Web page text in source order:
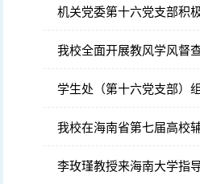
机关党委第十六党支部积
我校全面开展教风学风督
学生处（第十六党支部）
我校在海南省第七届高校
李玫瑾教授来海南大学指